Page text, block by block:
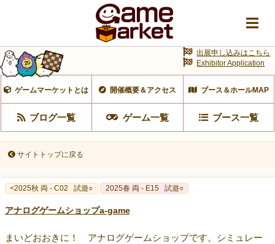
ゲームマーケットとは 開催概要＆アクセス ブース＆ホールMAP
ブログ一覧 ゲーム一覧 ブース一覧
出展申し込みはこちら
Exhibitor Application
サイトトップに戻る
<2025秋 両 - C02 試遊○ 2025春 両 - E15 試遊○
アナログゲームショップa-game
まいどおおきに！ アナログゲームショップです。シミュレー